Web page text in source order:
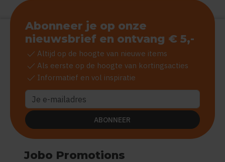
Jobo Promotions
Abonneer je op onze
nieuwsbrief en ontvang € 5,-
check Altijd op de hoogte van nieuwe items
check Als eerste op de hoogte van kortingsacties
check Informatief en vol inspiratie
ABONNEER